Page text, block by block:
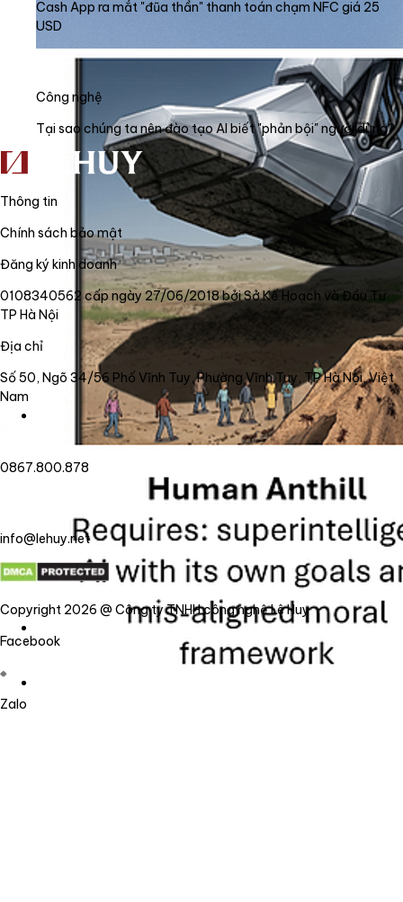
Cash App ra mắt "đũa thần" thanh toán chạm NFC giá 25
USD
Công nghệ
Tại sao chúng ta nên đào tạo AI biết "phản bội" người dùng?
Thông tin
Chính sách bảo mật
Đăng ký kinh doanh
0108340562 cấp ngày 27/06/2018 bởi Sở Kế Hoạch và Đầu Tư
TP Hà Nội
Địa chỉ
Số 50, Ngõ 34/56 Phố Vĩnh Tuy, Phường Vĩnh Tuy, TP Hà Nội, Việt
Nam
0867.800.878
info@lehuy.net
Copyright 2026 @ Công ty TNHH công nghệ Lê Huy
Facebook
Zalo